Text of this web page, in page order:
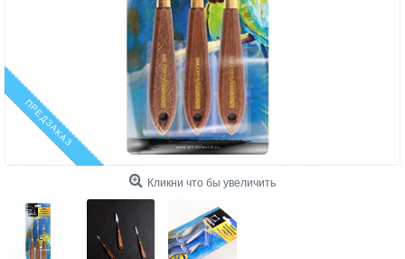
ПРЕДЗАКАЗ
Кликни что бы увеличить